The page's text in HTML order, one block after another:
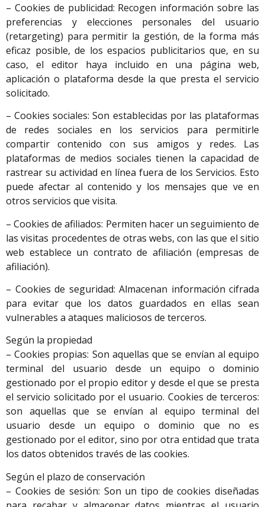
– Cookies de publicidad: Recogen información sobre las
preferencias y elecciones personales del usuario
(retargeting) para permitir la gestión, de la forma más
eficaz posible, de los espacios publicitarios que, en su
caso, el editor haya incluido en una página web,
aplicación o plataforma desde la que presta el servicio
solicitado.
– Cookies sociales: Son establecidas por las plataformas
de redes sociales en los servicios para permitirle
compartir contenido con sus amigos y redes. Las
plataformas de medios sociales tienen la capacidad de
rastrear su actividad en línea fuera de los Servicios. Esto
puede afectar al contenido y los mensajes que ve en
otros servicios que visita.
– Cookies de afiliados: Permiten hacer un seguimiento de
las visitas procedentes de otras webs, con las que el sitio
web establece un contrato de afiliación (empresas de
afiliación).
– Cookies de seguridad: Almacenan información cifrada
para evitar que los datos guardados en ellas sean
vulnerables a ataques maliciosos de terceros.
Según la propiedad
– Cookies propias: Son aquellas que se envían al equipo
terminal del usuario desde un equipo o dominio
gestionado por el propio editor y desde el que se presta
el servicio solicitado por el usuario. Cookies de terceros:
son aquellas que se envían al equipo terminal del
usuario desde un equipo o dominio que no es
gestionado por el editor, sino por otra entidad que trata
los datos obtenidos través de las cookies.
Según el plazo de conservación
– Cookies de sesión: Son un tipo de cookies diseñadas